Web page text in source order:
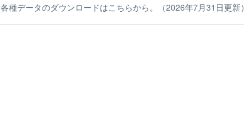
各種データのダウンロードはこちらから。（2026年7月31日更新）